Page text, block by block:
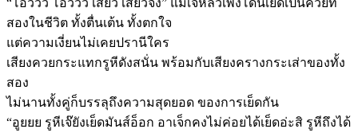
สองในชีวิต ทั้งตื่นเต้น ทั้งตกใจ
แต่ความเงี่ยนไม่เคยปรานีใคร
เสียงควยกระแทกรูหีดังสนั่น พร้อมกับเสียงครางกระเส่าของทั้ง
สอง
ไม่นานทั้งคู่ก็บรรลุถึงความสุดยอด ของการเย็ดกัน
“อูยยย รูหีเจ๊ยังเย็ดมันส์อ็อก อาเจ็กคงไม่ค่อยได้เย็ดอ่ะสิ รูหีถึงได้